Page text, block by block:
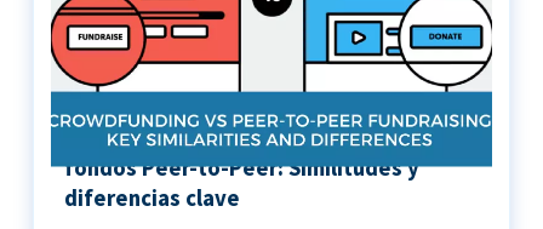
Crowdfunding vs Recaudación de
fondos Peer-to-Peer: Similitudes y
diferencias clave